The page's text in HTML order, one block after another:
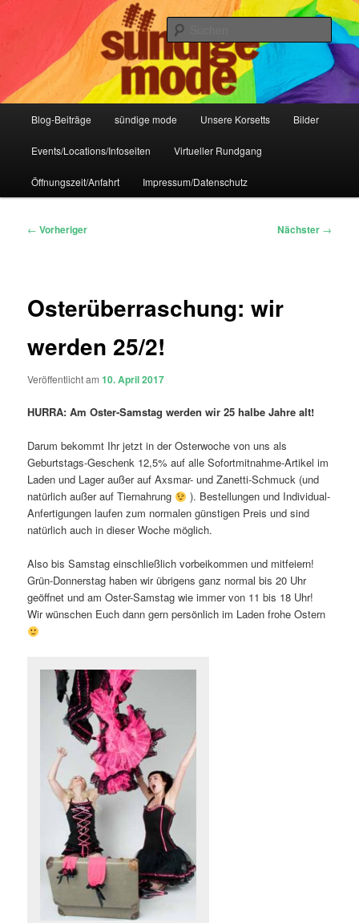
Sündige Mode Frankfurt
IHR Laden für Korsetts, Lifestyle-Mode, Club- und Dark-Wear seit 2004
Blog-Beiträge sündige mode Unsere Korsetts Bilder
Events/Locations/Infoseiten Virtueller Rundgang
Öffnungszeit/Anfahrt Impressum/Datenschutz
Beitragsnavigation
← Vorheriger Nächster →
Osterüberraschung: wir
werden 25/2!
Veröffentlicht am10. April 2017
HURRA: Am Oster-Samstag werden wir 25 halbe Jahre alt!
Darum bekommt Ihr jetzt in der Osterwoche von uns als
Geburtstags-Geschenk 12,5% auf alle Sofortmitnahme-Artikel im
Laden und Lager außer auf Axsmar- und Zanetti-Schmuck (und
natürlich außer auf Tiernahrung
). Bestellungen und Individual-
Anfertigungen laufen zum normalen günstigen Preis und sind
natürlich auch in dieser Woche möglich.
Also bis Samstag einschließlich vorbeikommen und mitfeiern!
Grün-Donnerstag haben wir übrigens ganz normal bis 20 Uhr
geöffnet und am Oster-Samstag wie immer von 11 bis 18 Uhr!
Wir wünschen Euch dann gern persönlich im Laden frohe Ostern